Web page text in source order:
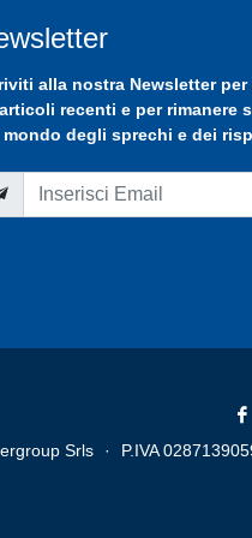
alla nostra Newsletterper
recenti e per rimanere
degli sprechi e dei
Srls · P.IVA